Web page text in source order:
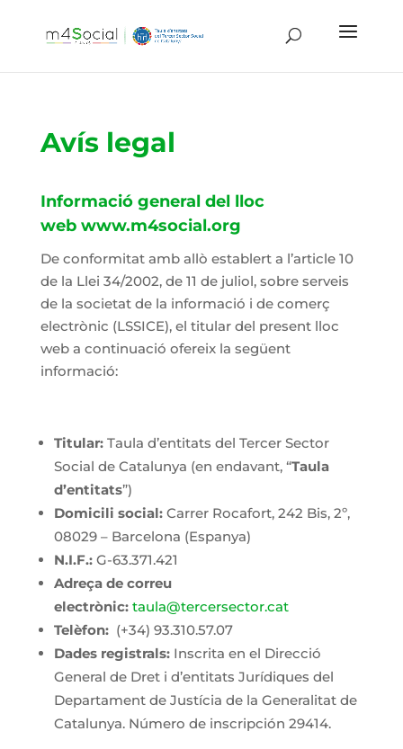
Avís legal
Informació general del lloc
web www.m4social.org
De conformitat amb allò establert a l’article 10
de la Llei 34/2002, de 11 de juliol, sobre serveis
de la societat de la informació i de comerç
electrònic (LSSICE), el titular del present lloc
web a continuació ofereix la següent
informació:
Titular:Taula d’entitats del Tercer Sector
Social de Catalunya (en endavant, “Taula
d’entitats”)
Domicili social: Carrer Rocafort, 242 Bis, 2º,
08029 – Barcelona (Espanya)
N.I.F.:G-63.371.421
Adreça de correu
electrònic: taula@tercersector.cat
Telèfon: (+34) 93.310.57.07
Dades registrals: Inscrita en el Direcció
General de Dret i d’entitats Jurídiques del
Departament de Justícia de la Generalitat de
Catalunya. Número de inscripción 29414.